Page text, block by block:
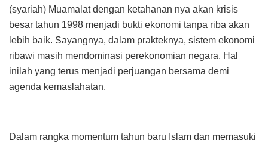
(syariah) Muamalat dengan ketahanan nya akan krisis
besar tahun 1998 menjadi bukti ekonomi tanpa riba akan
lebih baik. Sayangnya, dalam prakteknya, sistem ekonomi
ribawi masih mendominasi perekonomian negara. Hal
inilah yang terus menjadi perjuangan bersama demi
agenda kemaslahatan.
Dalam rangka momentum tahun baru Islam dan memasuki